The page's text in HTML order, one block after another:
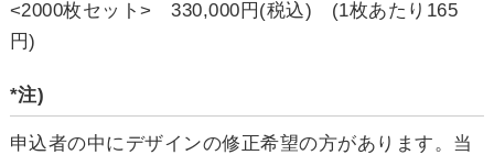
<2000枚セット> 330,000円(税込) (1枚あたり165
円)
*注)
申込者の中にデザインの修正希望の方があります。当